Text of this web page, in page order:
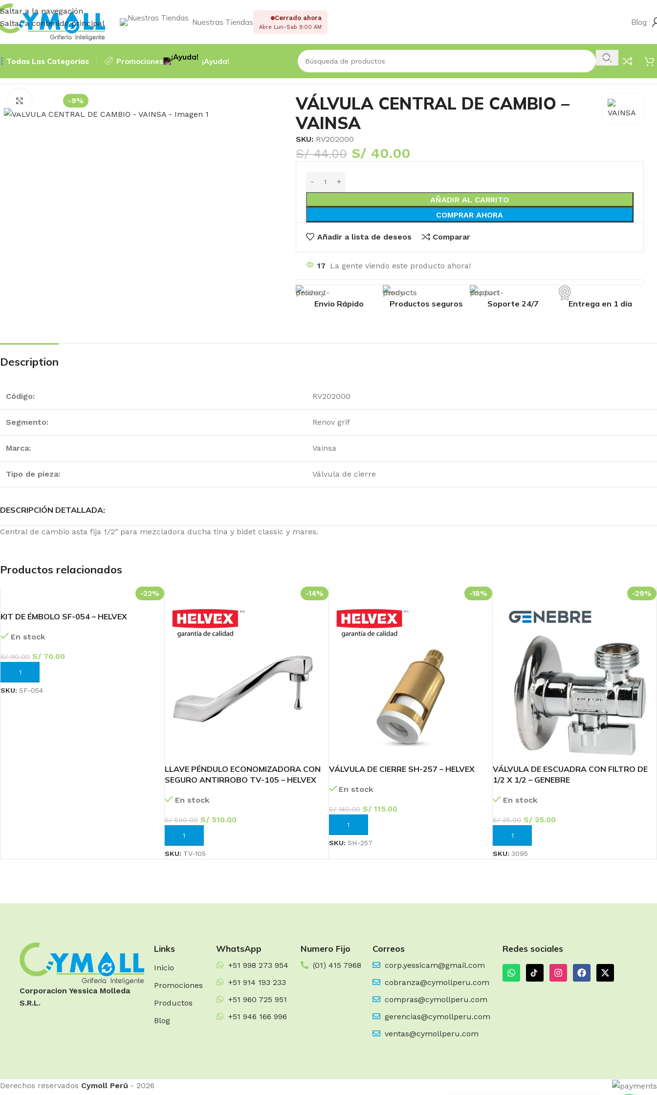
Saltar a la navegación
Saltar a contenido principal
Nuestras Tiendas Cerrado ahora
Abre Lun-Sab 9:00 AM
Blog
Todas Las Categorías
Mezcladoras
Duchas
Duchas
Mezcladoras
Temporizados
Llaves Urinario
Clínica
Lavaderos
tu
60 19
Ver más
Promociones
¡Ayuda!
-9%
Haga Click para agrandar
VÁLVULA CENTRAL DE CAMBIO –
VAINSA
SKU: RV202000
S/44.00 S/ 40.00
AÑADIR AL CARRITO
COMPRAR AHORA
Añadir a lista de deseos Comparar
17 La gente viendo este producto ahora!
Envio Rápido Productos seguros Soporte 24/7 Entrega en 1 día
Description
Código: RV202000
Segmento: Renov grif
Marca: Vainsa
Tipo de pieza: Válvula de cierre
DESCRIPCIÓN DETALLADA:
Central de cambio asta fija 1/2″ para mezcladora ducha tina y bidet classic y mares.
Productos relacionados
-22%
KIT DE ÉMBOLO SF-054 – HELVEX
En stock
S/90.00 S/ 70.00
AÑADIR AL CARRITO
SKU: SF-054
-14%
LLAVE PÉNDULO ECONOMIZADORA CON
SEGURO ANTIRROBO TV-105 – HELVEX
En stock
S/590.00 S/510.00
AÑADIR AL CARRITO
SKU: TV-105
-18%
VÁLVULA DE CIERRE SH-257 – HELVEX
En stock
S/140.00 S/115.00
AÑADIR AL CARRITO
SKU: SH-257
-29%
VÁLVULA DE ESCUADRA CON FILTRO DE
1/2 X 1/2 – GENEBRE
En stock
S/35.00 S/ 25.00
AÑADIR AL CARRITO
SKU:3095
Corporacion Yessica Molleda
S.R.L.
Links
Inicio
Promociones
Productos
Blog
WhatsApp
+51 998 273 954
+51 914 193 233
+51 960 725 951
+51 946 166 996
Numero Fijo
(01) 415 7968
Correos
corp.yessicam@gmail.com
cobranza@cymollperu.com
compras@cymollperu.com
gerencias@cymollperu.com
ventas@cymollperu.com
Redes sociales
Derechos reservados Cymoll Perú - 2026